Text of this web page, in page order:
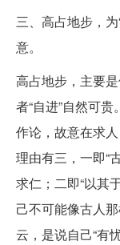
三、高占地步，
意。
高占地步，主要
者“自进”自然可
作论，故意在求
理由有三，一即“
求仁；二即“以其
己不可能像古人
云，是说自己“有